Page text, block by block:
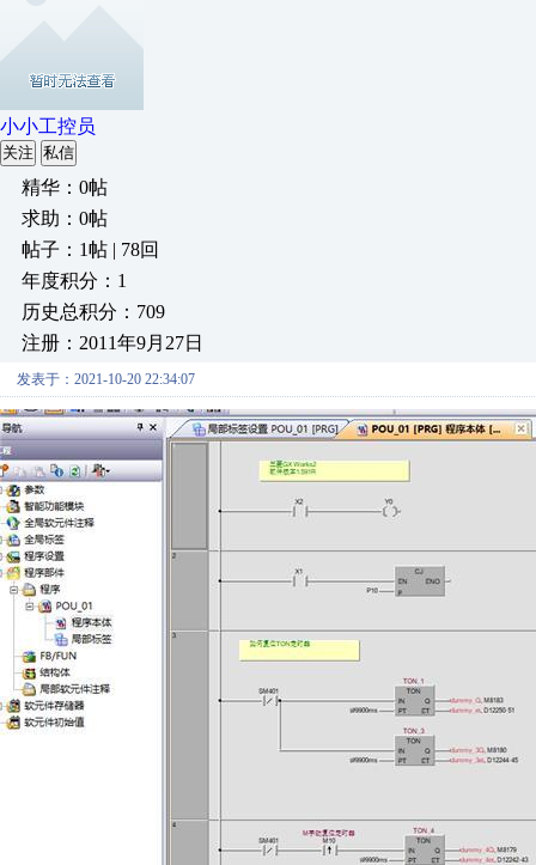
小小工控员
关注 私信
精华：0帖
求助：0帖
帖子：1帖 | 78回
年度积分：1
历史总积分：709
注册：2011年9月27日
发表于：2021-10-20 22:34:07